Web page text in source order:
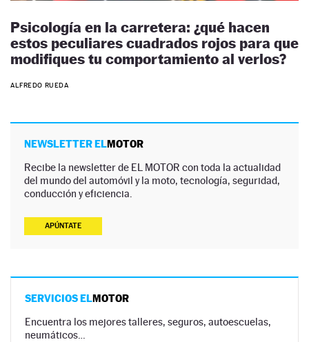
Psicología en la carretera: ¿qué hacen
estos peculiares cuadrados rojos para que
modifiques tu comportamiento al verlos?
ALFREDO RUEDA
NEWSLETTER ELMOTOR
Recibe la newsletter de EL MOTOR con toda la actualidad
del mundo del automóvil y la moto, tecnología, seguridad,
conducción y eficiencia.
APÚNTATE
SERVICIOS ELMOTOR
Encuentra los mejores talleres, seguros, autoescuelas,
neumáticos…